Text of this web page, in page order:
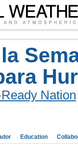
Nation
Education